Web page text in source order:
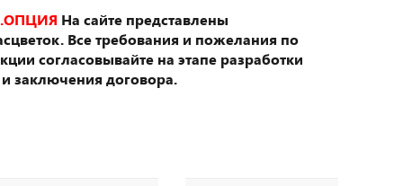
На сайте представлены
Все требования и пожелания по
согласовывайте на этапе разработки
заключения договора.